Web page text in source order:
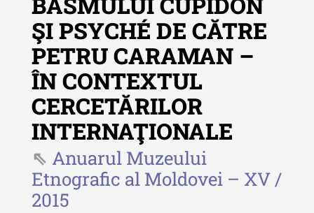
Revista "Cercetări istorice" - XLIV
- 2025
Revista "Cercetări istorice" - XLIII
- 2024
Revista "Cercetări istorice" - XLII -
2023
Indexul Complet
Buletinul ”Ioan Neculce” al Muzeului
de Istorie a Moldovei
ŞI PSYCHÉ DE CĂTRE
PETRU CARAMAN –
ÎN CONTEXTUL
CERCETĂRILOR
INTERNAŢIONALE
Anuarul Muzeului
Etnografic al Moldovei – XV /
2015